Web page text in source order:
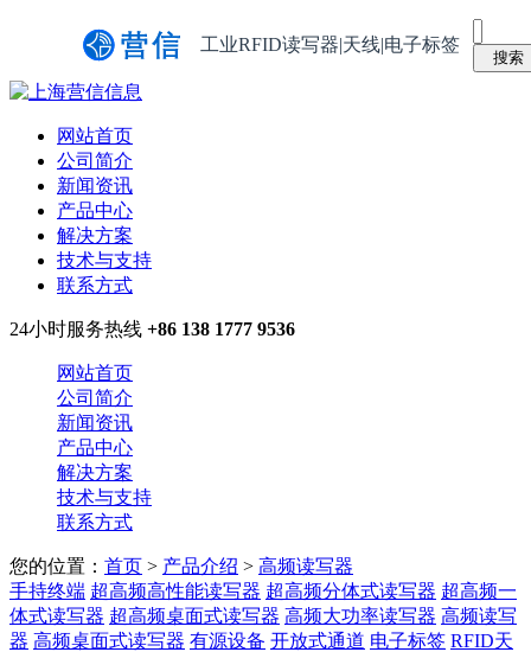
工业RFID读写器|天线|电子标签
网站首页
公司简介
新闻资讯
产品中心
解决方案
技术与支持
联系方式
24小时服务热线 +86 138 1777 9536
网站首页
公司简介
新闻资讯
产品中心
解决方案
技术与支持
联系方式
您的位置： 首页 > 产品介绍 > 高频读写器
手持终端 超高频高性能读写器 超高频分体式读写器 超高频一
体式读写器 超高频桌面式读写器 高频大功率读写器 高频读写
器 高频桌面式读写器 有源设备 开放式通道 电子标签 RFID天